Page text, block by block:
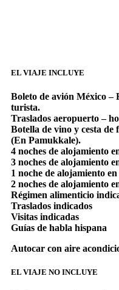
EL VIAJE INCLUYE
Boleto de avión México –
turista.
Traslados aeropuerto –
Botella de vino y cesta de
(En Pamukkale).
4 noches de alojamiento
3 noches de alojamiento
1 noche de alojamiento
2 noches de alojamiento
Régimen alimenticio
Traslados indicados
Visitas indicadas
Guías de habla hispana
Autocar con aire
EL VIAJE NO INCLUYE